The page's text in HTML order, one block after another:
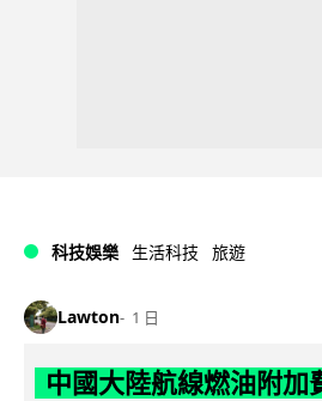
科技娛樂 生活科技 旅遊
Lawton 1 日
中國大陸航線燃油附加